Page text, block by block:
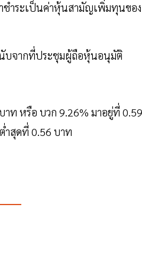
ชำระเป็นค่าหุ้นสามัญเพิ่มทุนของ
นับจากที่ประชุมผู้ถือหุ้นอนุมัติ
าท หรือ บวก 9.26% มาอยู่ที่ 0.59
ำสุดที่ 0.56 บาท